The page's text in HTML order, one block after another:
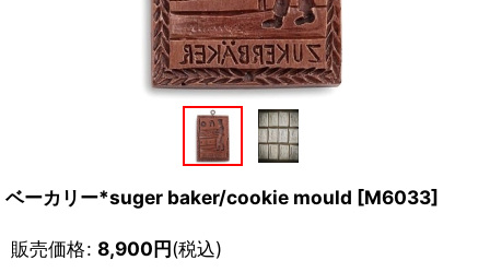
ベーカリー*suger baker/cookie mould [M6033]
販売価格: 8,900円(税込)